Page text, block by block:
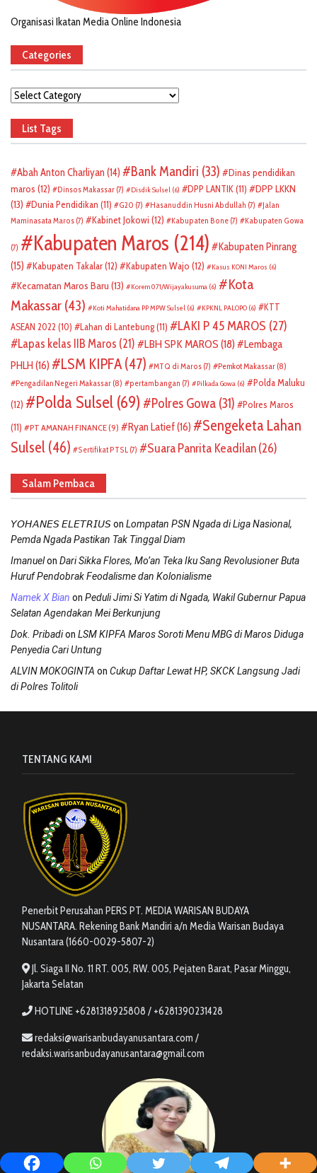
Organisasi Ikatan Media Online Indonesia
Categories
Categories
List Tags
Abah Anton Charliyan (14) Bank Mandiri (33)
Dinas pendidikan
maros (12) Dinsos Makassar (7) Disdik Sulsel (6) DPP LANTIK(11)
DPP LKKN
(13)
Dunia Pendidikan (11) G20 (7) Hasanuddin Husni Abdullah (7)
Jalan
Maminasata Maros (7) Kabinet Jokowi (12) Kabupaten Bone (7) Kabupaten Gowa
(7) Kabupaten Maros (214)
Kabupaten Pinrang
(15)
Kabupaten Takalar(12) Kabupaten Wajo (12) Kasus KONI Maros (6)
Kecamatan Maros Baru (13) Korem 071/Wijayakusuma (6)
Kota
Makassar (43) Koti Mahatidana PP MPW Sulsel (6) KPKNL PALOPO (6)
KTT
ASEAN 2022 (10) Lahan di Lantebung(11) LAKI P 45 MAROS (27)
Lapas kelas IIB Maros (21) LBH SPK MAROS (18)
Lembaga
PHLH (16) LSM KIPFA (47) MTQ di Maros (7) Pemkot Makassar (8)
Pengadilan Negeri Makassar (8) pertambangan (7) Pilkada Gowa (6)
Polda Maluku
(12)
Polda Sulsel (69) Polres Gowa (31)
Polres Maros
(11)
PT AMANAH FINANCE(9) Ryan Latief(16)
Sengeketa Lahan
Sulsel (46) Sertifikat PTSL (7) Suara Panrita Keadilan(26)
Salam Pembaca
𝘠𝘖𝘏𝘈𝘕𝘌𝘚 𝘌𝘓𝘌𝘛𝘙𝘐𝘜𝘚on Lompatan PSN Ngada di Liga Nasional,
Pemda Ngada Pastikan Tak Tinggal Diam
Imanuelon Dari Sikka Flores, Mo’an Teka Iku Sang Revolusioner Buta
Huruf Pendobrak Feodalisme dan Kolonialisme
Namek X Bian on Peduli Jimi Si Yatim di Ngada, Wakil Gubernur Papua
Selatan Agendakan Mei Berkunjung
Dok. Pribadion LSM KIPFA Maros Soroti Menu MBG di Maros Diduga
Penyedia Cari Untung
ALVIN MOKOGINTA on Cukup Daftar Lewat HP, SKCK Langsung Jadi
di Polres Tolitoli
TENTANG KAMI
Penerbit Perusahan PERS PT. MEDIA WARISAN BUDAYA
NUSANTARA. Rekening Bank Mandiri a/n Media Warisan Budaya
Nusantara (1660-0029-5807-2)
Jl. Siaga II No. 11 RT. 005, RW. 005, Pejaten Barat, Pasar Minggu,
Jakarta Selatan
HOTLINE +6281318925808 / +6281390231428
redaksi@warisanbudayanusantara.com /
redaksi.warisanbudayanusantara@gmail.com